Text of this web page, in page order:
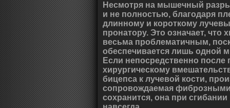
Несмотря на мышечный
и не полностью, благодаря
длинному и короткому
пронатору. Это означает, что
весьма проблематичным,
обеспечивается лишь одной
Если непосредственно после
хирургическому
бицепса к лучевой кости,
сопровождаемая
сохранится, она при